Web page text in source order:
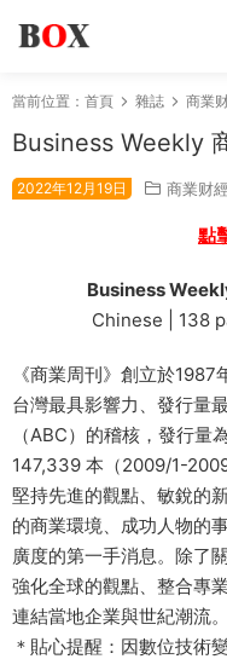
當前位置： 首頁 雜誌 商業
Business Weekly
2022年12月19日 商業财經
點
Business
Chinese | 138
《商業周刊》創立於
台灣最具影響力、發行量
（ABC）的稽核，發行量
147,339 本（2009/1-
堅持先進的觀點、敏銳的
的商業環境、成功人物的
廣度的第一手消息。除了
強化全球的觀點、整合專
連結當地企業與世紀潮流。
＊貼心提醒：因數位技術